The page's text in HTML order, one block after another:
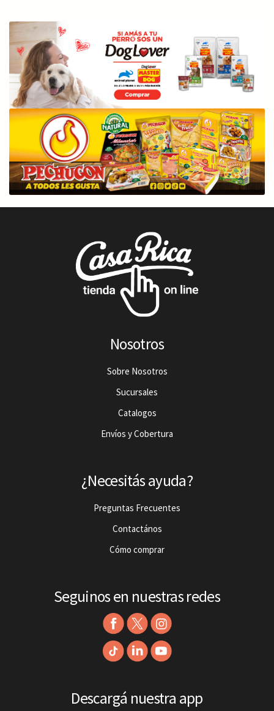
Nosotros
Sobre Nosotros
Sucursales
Catalogos
Envíos y Cobertura
¿Necesitás ayuda?
Preguntas Frecuentes
Contactános
Cómo comprar
Seguinos en nuestras redes
Descargá nuestra app